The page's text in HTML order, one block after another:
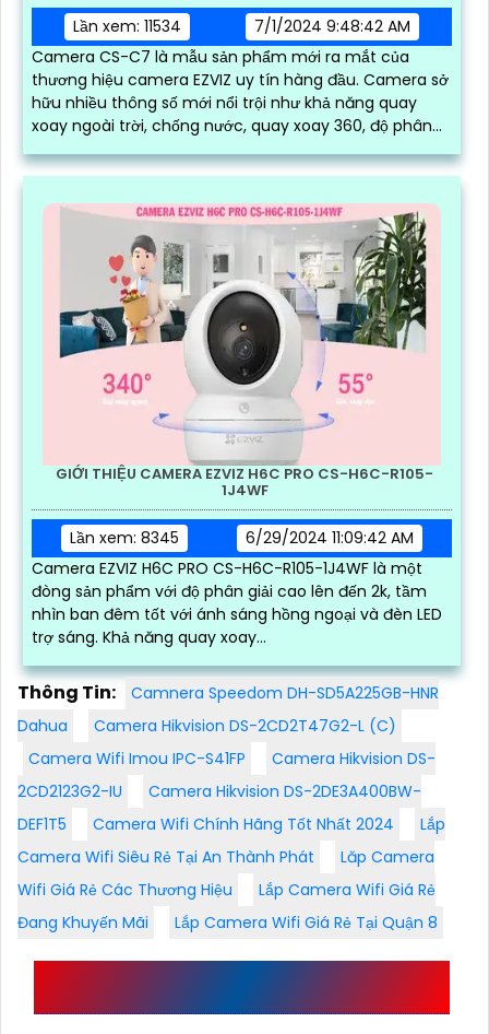
Lần xem: 11534
7/1/2024 9:48:42 AM
Camera CS-C7 là mẫu sản phẩm mới ra mắt của
thương hiệu camera EZVIZ uy tín hàng đầu. Camera sở
hữu nhiều thông số mới nổi trội như khả năng quay
xoay ngoài trời, chống nước, quay xoay 360, độ phân
GIỚI THIỆU CAMERA EZVIZ H6C PRO CS-H6C-R105-
1J4WF
Lần xem: 8345
6/29/2024 11:09:42 AM
Camera EZVIZ H6C PRO CS-H6C-R105-1J4WF là một
đòng sản phẩm với độ phân giải cao lên đến 2k, tầm
nhìn ban đêm tốt với ánh sáng hồng ngoại và đèn LED
trợ sáng. Khả năng quay xoay...
Thông Tin:
Camnera Speedom DH-SD5A225GB-HNR
Dahua
Camera Hikvision DS-2CD2T47G2-L (C)
Camera Wifi Imou IPC-S41FP
Camera Hikvision DS-
2CD2123G2-IU
Camera Hikvision DS-2DE3A400BW-
DEF1T5
Camera Wifi Chính Hãng Tốt Nhất 2024
Lắp
Camera Wifi Siêu Rẻ Tại An Thành Phát
Lăp Camera
Wifi Giá Rẻ Các Thương Hiệu
Lắp Camera Wifi Giá Rẻ
Đang Khuyến Mãi
Lắp Camera Wifi Giá Rẻ Tại Quận 8